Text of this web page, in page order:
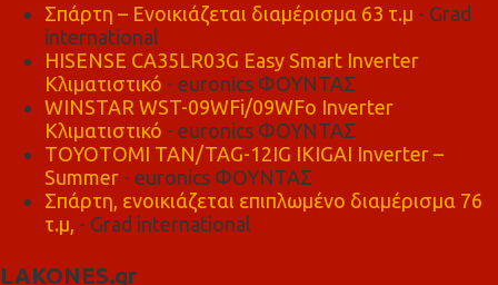
Σπάρτη – Ενοικιάζεται διαμέρισμα 63 τ.μ - Grad
international
HISENSE CA35LR03G Easy Smart Inverter
Κλιματιστικό - euronics ΦΟΥΝΤΑΣ
WINSTAR WST-09WFi/09WFo Inverter
Κλιματιστικό - euronics ΦΟΥΝΤΑΣ
TOYOTOMI TAN/TAG-12IG IKIGAI Inverter –
Summer - euronics ΦΟΥΝΤΑΣ
Σπάρτη, ενοικιάζεται επιπλωμένο διαμέρισμα 76
τ.μ, - Grad international
LAKONES.gr